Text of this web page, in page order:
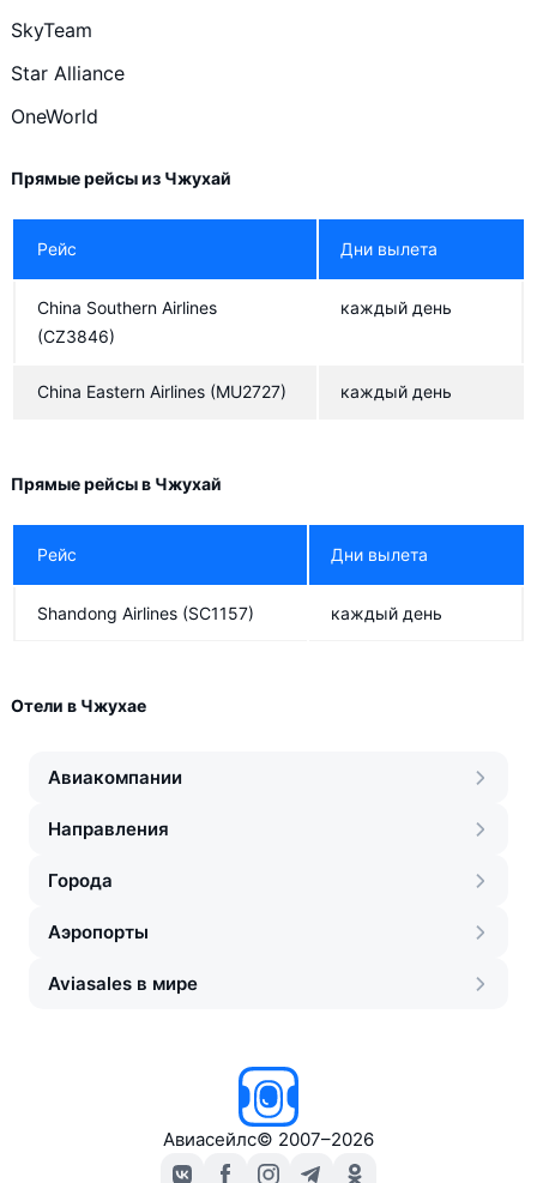
SkyTeam
Star Alliance
OneWorld
Прямые рейсы из Чжухай
Рейс Дни вылета
China Southern Airlines
(CZ3846)
каждый день
China Eastern Airlines (MU2727) каждый день
Прямые рейсы в Чжухай
Рейс Дни вылета
Shandong Airlines (SC1157) каждый день
Отели в Чжухае
Авиакомпании
Направления
Города
Аэропорты
Aviasales в мире
Авиасейлс© 2007–2026